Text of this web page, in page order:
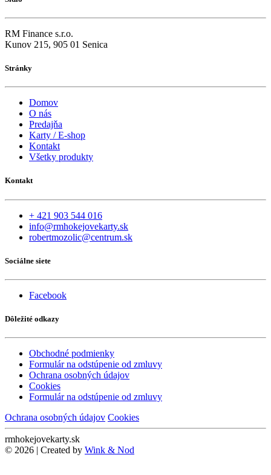
RM Finance s.r.o.
Kunov 215, 905 01 Senica
Stránky
Domov
O nás
Predajňa
Karty / E-shop
Kontakt
Všetky produkty
Kontakt
+ 421 903 544 016
info@rmhokejovekarty.sk
robertmozolic@centrum.sk
Sociálne siete
Facebook
Dôležité odkazy
Obchodné podmienky
Formulár na odstúpenie od zmluvy
Ochrana osobných údajov
Cookies
Formulár na odstúpenie od zmluvy
Ochrana osobných údajov Cookies
rmhokejovekarty.sk
© 2026 | Created by Wink & Nod